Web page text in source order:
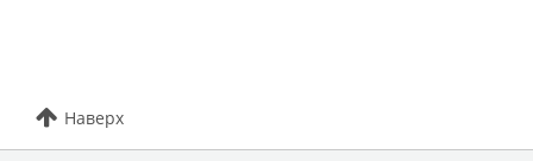
Наверх